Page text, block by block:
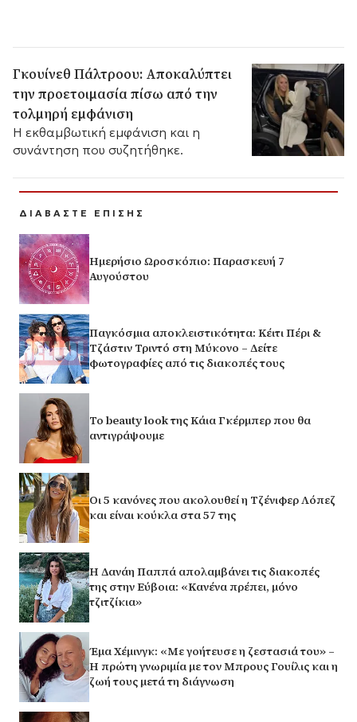
Γκουίνεθ Πάλτροου: Αποκαλύπτει
την προετοιμασία πίσω από την
τολμηρή εμφάνιση
Η εκθαμβωτική εμφάνιση και η
συνάντηση που συζητήθηκε.
ΔΙΑΒΑΣΤΕ ΕΠΙΣΗΣ
Ημερήσιο Ωροσκόπιο: Παρασκευή 7
Αυγούστου
Παγκόσμια αποκλειστικότητα: Κέιτι Πέρι &
Τζάστιν Τριντό στη Μύκονο – Δείτε
φωτογραφίες από τις διακοπές τους
Το beauty look της Κάια Γκέρμπερ που θα
αντιγράψουμε
Οι 5 κανόνες που ακολουθεί η Τζένιφερ Λόπεζ
και είναι κούκλα στα 57 της
Η Δανάη Παππά απολαμβάνει τις διακοπές
της στην Εύβοια: «Κανένα πρέπει, μόνο
τζιτζίκια»
Έμα Χέμινγκ: «Με γοήτευσε η ζεστασιά του» –
Η πρώτη γνωριμία με τον Μπρους Γουίλις και η
ζωή τους μετά τη διάγνωση